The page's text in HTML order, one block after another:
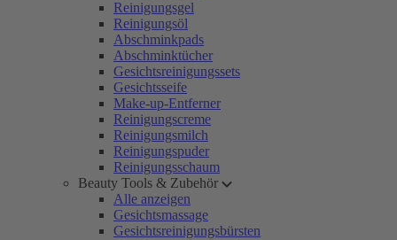
Reinigungsgel
Reinigungsöl
Abschminkpads
Abschminktücher
Gesichtsreinigungssets
Gesichtsseife
Make-up-Entferner
Reinigungscreme
Reinigungsmilch
Reinigungspuder
Reinigungsschaum
Beauty Tools & Zubehör
Alle anzeigen
Gesichtsmassage
Gesichtsreinigungsbürsten